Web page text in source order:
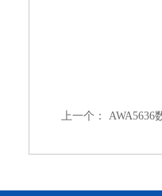
上一个： AWA5636